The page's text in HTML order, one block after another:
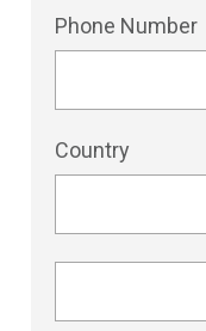
Phone Number
Country